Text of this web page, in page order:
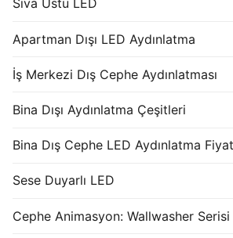
Sıva Üstü LED
Apartman Dışı LED Aydınlatma
İş Merkezi Dış Cephe Aydınlatması
Bina Dışı Aydınlatma Çeşitleri
Bina Dış Cephe LED Aydınlatma
Sese Duyarlı LED
Cephe Animasyon: Wallwasher Serisi